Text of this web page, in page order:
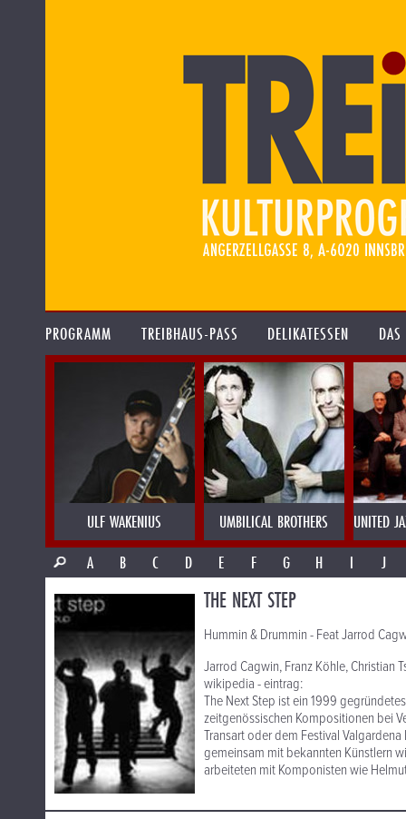
PROGRAMM TREIBHAUS-PASS DELIKATESSEN
ULF WAKENIUS UMBILICAL BROTHERS
UNITED
A
B C D E F G H I J
THE NEXT STEP
Hummin & Drummin - Feat Jarrod
Jarrod Cagwin, Franz Köhle, Christian
wikipedia - eintrag:
The Next Step ist ein 1999
zeitgenössischen Kompositionen bei
Transart oder dem Festival
gemeinsam mit bekannten Künstlern
arbeiteten mit Komponisten wie